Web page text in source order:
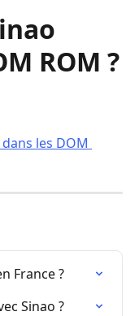
ROM ?
les DOM
France ?
Sinao ?